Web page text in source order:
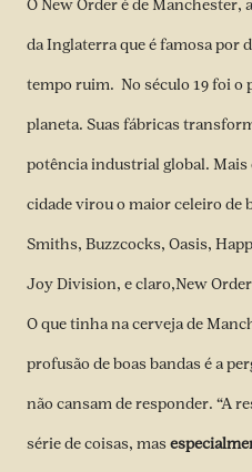
O New Order é de
da Inglaterra que é famosa por
tempo ruim. No século 19 foi
planeta. Suas fábricas
potência industrial global. Mais
cidade virou o maior celeiro de
Smiths, Buzzcocks, Oasis,
Joy Division, e claro,New
O que tinha na cerveja de
profusão de boas bandas é a
não cansam de responder. “A
série de coisas, mas